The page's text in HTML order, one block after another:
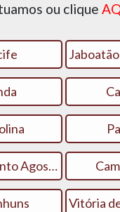
ou clique
Cabo de Santo Agostinho